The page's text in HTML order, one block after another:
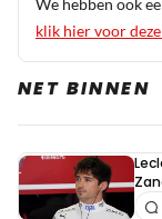
We hebben ook
klik hier voor
NET BINNEN